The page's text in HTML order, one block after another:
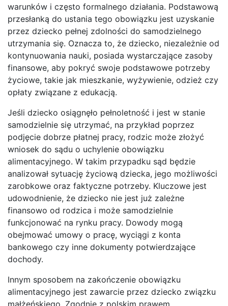
warunków i często formalnego działania. Podstawową
przesłanką do ustania tego obowiązku jest uzyskanie
przez dziecko pełnej zdolności do samodzielnego
utrzymania się. Oznacza to, że dziecko, niezależnie od
kontynuowania nauki, posiada wystarczające zasoby
finansowe, aby pokryć swoje podstawowe potrzeby
życiowe, takie jak mieszkanie, wyżywienie, odzież czy
opłaty związane z edukacją.
Jeśli dziecko osiągnęło pełnoletność i jest w stanie
samodzielnie się utrzymać, na przykład poprzez
podjęcie dobrze płatnej pracy, rodzic może złożyć
wniosek do sądu o uchylenie obowiązku
alimentacyjnego. W takim przypadku sąd będzie
analizował sytuację życiową dziecka, jego możliwości
zarobkowe oraz faktyczne potrzeby. Kluczowe jest
udowodnienie, że dziecko nie jest już zależne
finansowo od rodzica i może samodzielnie
funkcjonować na rynku pracy. Dowody mogą
obejmować umowy o pracę, wyciągi z konta
bankowego czy inne dokumenty potwierdzające
dochody.
Innym sposobem na zakończenie obowiązku
alimentacyjnego jest zawarcie przez dziecko związku
małżeńskiego. Zgodnie z polskim prawem,